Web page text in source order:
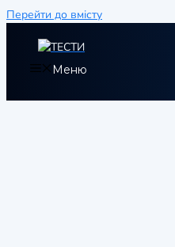
Перейти до вмісту
Меню